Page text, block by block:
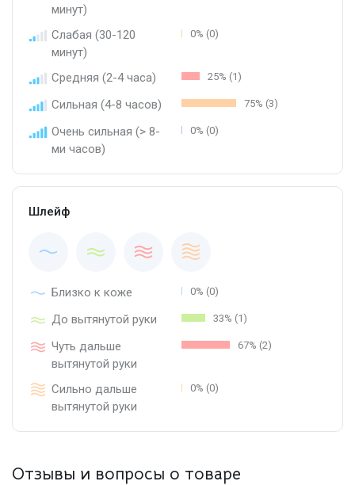
минут)
Слабая (30-120
минут)
0% (0)
Средняя (2-4 часа) 25% (1)
Сильная (4-8 часов) 75% (3)
Очень сильная (> 8-
ми часов)
0% (0)
Шлейф
Близко к коже 0% (0)
До вытянутой руки 33% (1)
Чуть дальше
вытянутой руки
67% (2)
Сильно дальше
вытянутой руки
0% (0)
Отзывы и вопросы о товаре